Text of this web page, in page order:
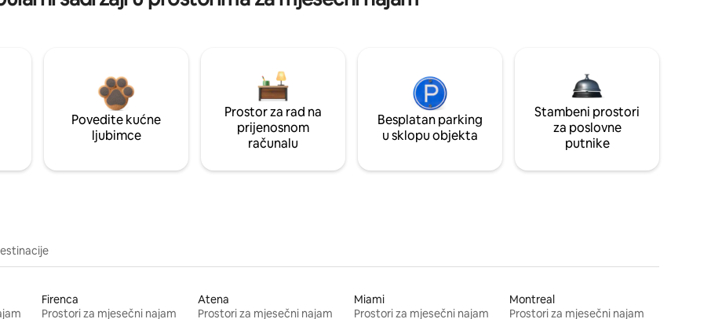
Povedite kućne
ljubimce
Prostor za rad na
prijenosnom
računalu
Besplatan parking
u sklopu objekta
Stambeni prostori
za poslovne
putnike
Firenca
Prostori za mjesečni najam
Atena
Prostori za mjesečni najam
Miami
Prostori za mjesečni najam
Montreal
Prostori za mjesečni najam